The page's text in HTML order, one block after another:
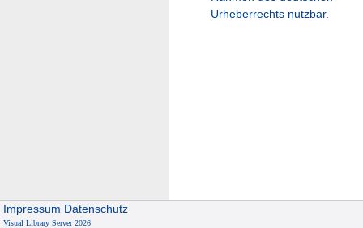
Urheberrechts nutzbar.
Impressum Datenschutz
Visual Library Server 2026